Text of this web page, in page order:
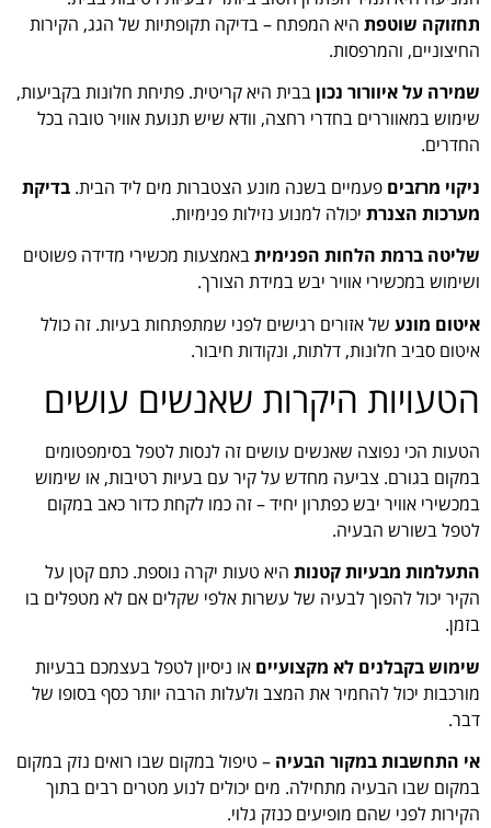
תחזוקה שוטפת היא המפתח – בדיקה תקופתיות של הגג, הקירות
החיצוניים, והמרפסות.
שמירה על איוורור נכוןבבית היא קריטית. פתיחת חלונות בקביעות,
שימוש במאווררים בחדרי רחצה, וודא שיש תנועת אוויר טובה בכל
החדרים.
ניקוי מרזבים פעמיים בשנה מונע הצטברות מים ליד הבית. בדיקת
מערכות הצנרת יכולה למנוע נזילות פנימיות.
שליטה ברמת הלחות הפנימיתבאמצעות מכשירי מדידה פשוטים
ושימוש במכשירי אוויר יבש במידת הצורך.
איטום מונע של אזורים רגישים לפני שמתפתחות בעיות. זה כולל
איטום סביב חלונות, דלתות, ונקודות חיבור.
הטעויות היקרות שאנשים עושים
הטעות הכי נפוצה שאנשים עושים זה לנסות לטפל בסימפטומים
במקום בגורם. צביעה מחדש על קיר עם בעיות רטיבות, או שימוש
במכשירי אוויר יבש כפתרון יחיד – זה כמו לקחת כדור כאב במקום
לטפל בשורש הבעיה.
התעלמות מבעיות קטנות היא טעות יקרה נוספת. כתם קטן על
הקיר יכול להפוך לבעיה של עשרות אלפי שקלים אם לא מטפלים בו
בזמן.
שימוש בקבלנים לא מקצועיים או ניסיון לטפל בעצמכם בבעיות
מורכבות יכול להחמיר את המצב ולעלות הרבה יותר כסף בסופו של
דבר.
אי התחשבות במקור הבעיה – טיפול במקום שבו רואים נזק במקום
במקום שבו הבעיה מתחילה. מים יכולים לנוע מטרים רבים בתוך
הקירות לפני שהם מופיעים כנזק גלוי.